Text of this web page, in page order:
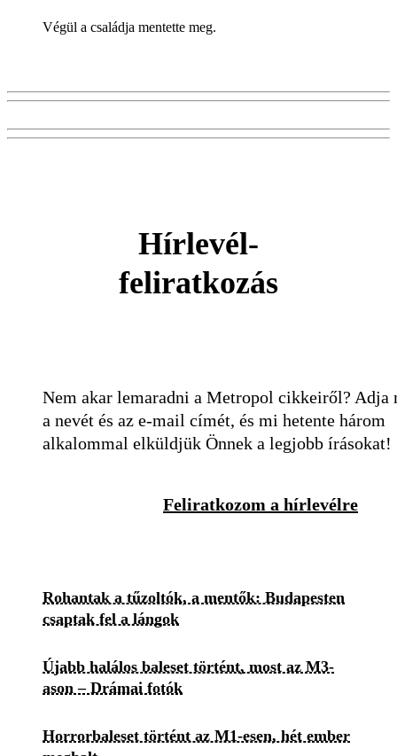
Végül a családja mentette meg.
Hírlevél-
feliratkozás
Nem akar lemaradni a Metropol cikkeiről? Adja
a nevét és az e-mail címét, és mi hetente három
alkalommal elküldjük Önnek a legjobb írásokat!
Feliratkozom a hírlevélre
Rohantak a tűzoltók, a mentők: Budapesten
csaptak fel a lángok
Újabb halálos baleset történt, most az M3-
ason – Drámai fotók
Horrorbaleset történt az M1-esen, hét ember